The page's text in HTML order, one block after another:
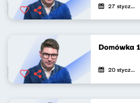
27 stycznia 2024
Domówka
20 stycznia 2024